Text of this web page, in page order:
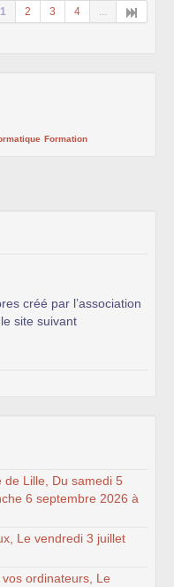
1 2 3 4
Formation
créé par l’association
site suivant
de Lille, Du samedi 5
6 septembre 2026 à
Le vendredi 3 juillet
ordinateurs, Le